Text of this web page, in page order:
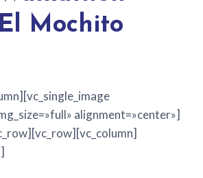
Mochito
alignment=»center»]